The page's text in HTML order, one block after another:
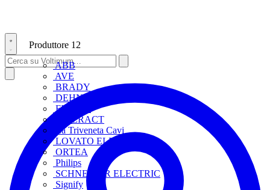
Produttore 12
ABB
AVE
BRADY
DEHN
FINDER
INTERACT
La Triveneta Cavi
LOVATO ELECTRIC
ORTEA
Philips
SCHNEIDER ELECTRIC
Signify